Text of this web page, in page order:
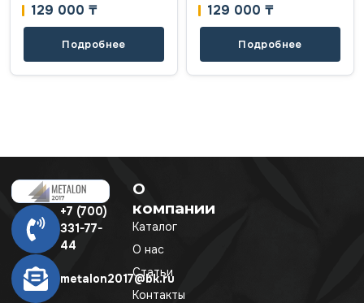
129 000 ₸
Подробнее
129 000 ₸
Подробнее
+7 (700)
331-77-
44
metalon2017@bk.ru
О
компании
Каталог
О нас
Статьи
Контакты